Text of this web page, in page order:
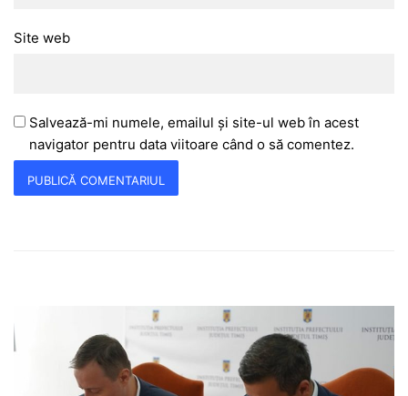
Site web
Salvează-mi numele, emailul și site-ul web în acest
navigator pentru data viitoare când o să comentez.